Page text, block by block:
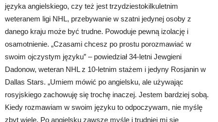
języka angielskiego, czy też jest trzydziestokilkuletnim
weteranem ligi NHL, przebywanie w szatni jedynej osoby z
danego kraju może być trudne. Powoduje pewną izolację i
osamotnienie. „Czasami chcesz po prostu porozmawiać w
swoim ojczystym języku” – powiedział 34-letni Jewgieni
Dadonow, weteran NHL z 10-letnim stażem i jedyny Rosjanin w
Dallas Stars. „Umiem mówić po angielsku, ale używając
rosyjskiego zachowuję się trochę inaczej. Jestem bardziej sobą.
Kiedy rozmawiam w swoim języku to odpoczywam, nie myślę
zbyt wiele. Po angielsku zawsze myślę i trudniej mi się